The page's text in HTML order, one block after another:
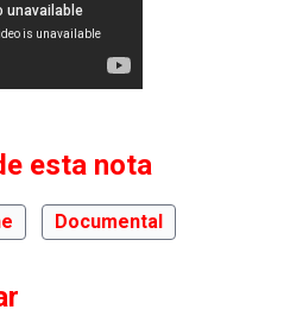
esta nota
Documental